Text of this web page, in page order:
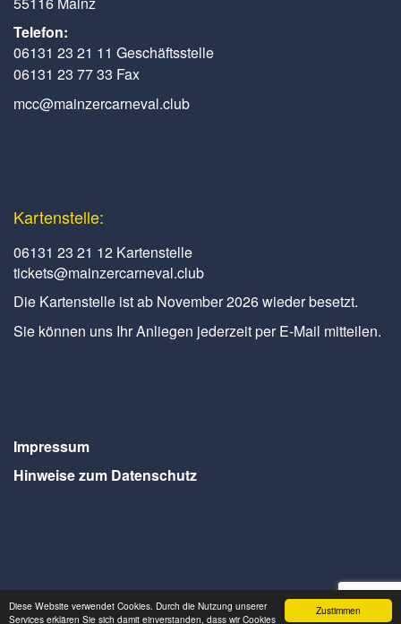
Zustimmen
Diese Website verwendet Cookies. Durch die Nutzung unserer
Services erklären Sie sich damit einverstanden, dass wir Cookies
Telefon:
06131 23 21 11 Geschäftsstelle
06131 23 77 33 Fax
mcc@mainzercarneval.club
Kartenstelle:
06131 23 21 12 Kartenstelle
tickets@mainzercarneval.club
Die Kartenstelle ist ab November 2026 wieder besetzt.
Sie können uns Ihr Anliegen jederzeit per E-Mail mitteilen.
Impressum
Hinweise zum Datenschutz
Webdesign Seventum